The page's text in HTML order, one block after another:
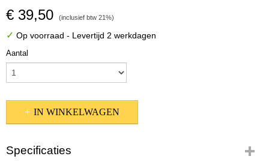
€ 39,50 (inclusief btw 21%)
✓ Op voorraad - Levertijd 2 werkdagen
Aantal
IN WINKELWAGEN
Specificaties